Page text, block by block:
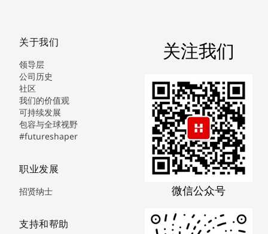
关于我们
领导层
公司历史
社区
我们的价值观
可持续发展
包容与全球视野
#futureshaper
职业发展
招贤纳士
支持和帮助
关注我们
微信公众号